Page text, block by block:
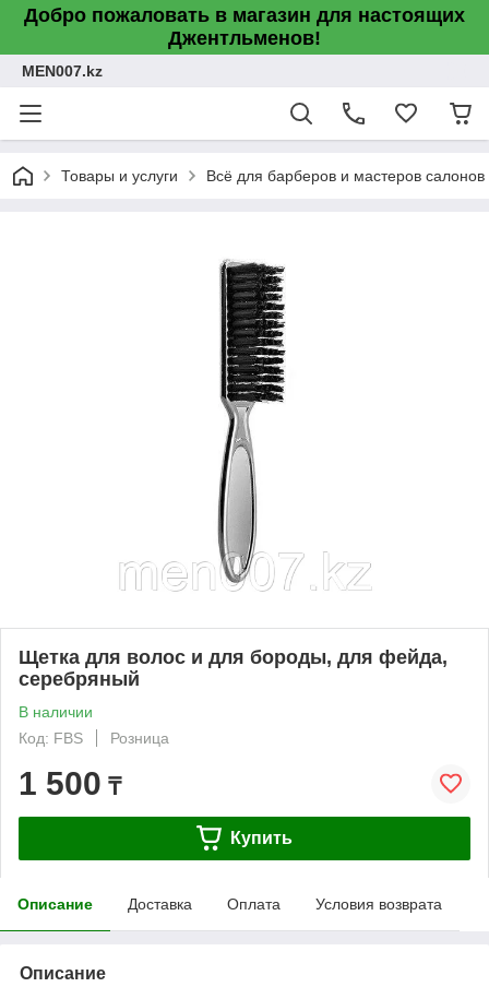
Добро пожаловать в магазин для настоящих
Джентльменов!
MEN007.kz
Товары и услуги Всё для барберов и мастеров салонов
Щетка для волос и для бороды, для фейда,
серебряный
В наличии
Код: FBS
Розница
1 500 ₸
Купить
Описание Доставка Оплата Условия возврата
Описание